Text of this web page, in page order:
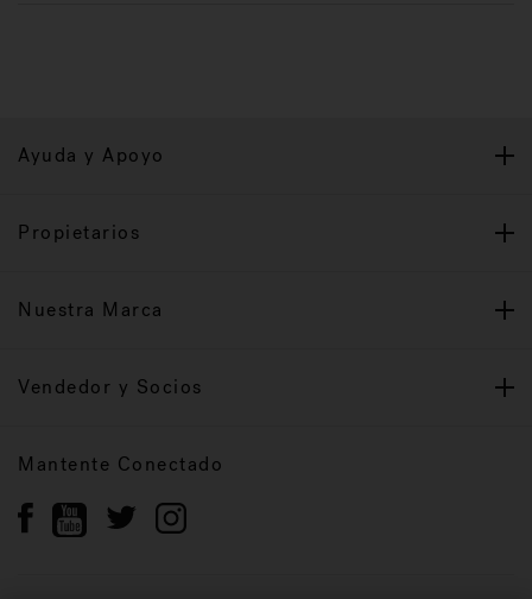
Ayuda y Apoyo
Propietarios
Nuestra Marca
Vendedor y Socios
Mantente Conectado